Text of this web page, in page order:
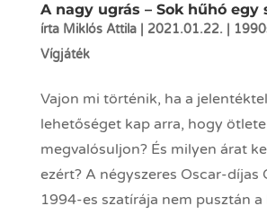
A nagy ugrás – Sok hűhó egy
írta Miklós Attila| 2021.01.22.
Vígjáték
Vajon mi történik, ha a
lehetőséget kap arra, hogy ötlete
megvalósuljon? És milyen árat
ezért? A négyszeres Oscar-díjas
1994-es szatírája nem pusztán